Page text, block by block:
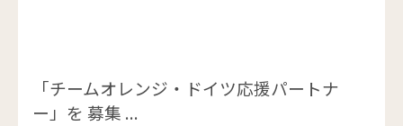
「チームオレンジ・ドイツ応援パートナ
ー」を 募集 ...